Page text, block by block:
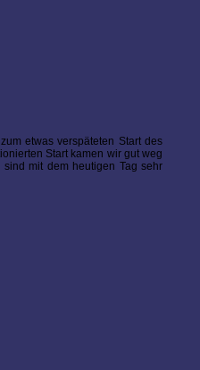
etwas verspäteten Start des
Start kamen wir gut weg
mit dem heutigen Tag sehr